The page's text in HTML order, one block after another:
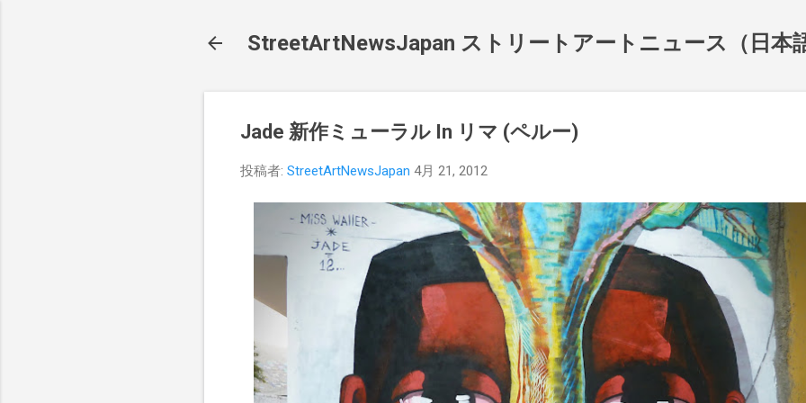
StreetArtNewsJapan ストリートアートニュース（日本
Jade 新作ミューラル In リマ (ペルー)
投稿者: StreetArtNewsJapan 4月 21, 2012